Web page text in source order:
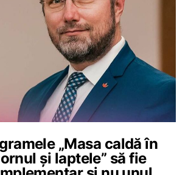
„Masa caldă în
și laptele” să fie